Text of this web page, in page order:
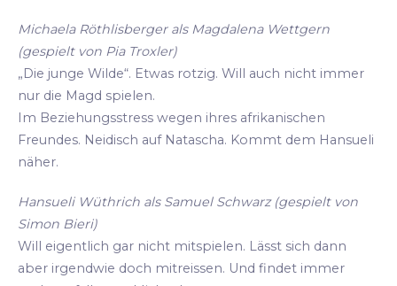
Michaela Röthlisberger als Magdalena Wettgern
(gespielt von Pia Troxler)
„Die junge Wilde“. Etwas rotzig. Will auch nicht immer
nur die Magd spielen.
Im Beziehungsstress wegen ihres afrikanischen
Freundes. Neidisch auf Natascha. Kommt dem Hansueli
näher.
Hansueli Wüthrich als Samuel Schwarz (gespielt von
Simon Bieri)
Will eigentlich gar nicht mitspielen. Lässt sich dann
aber irgendwie doch mitreissen. Und findet immer